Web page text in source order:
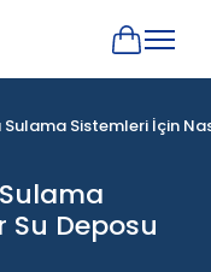
Sistemleri İçin
Su Deposu